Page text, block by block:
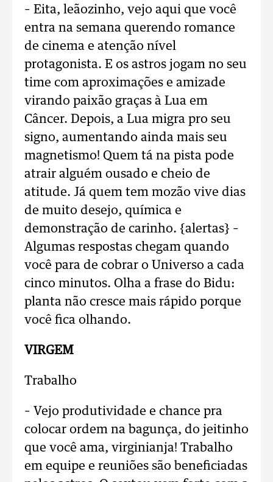
– Eita, leãozinho, vejo aqui que você
entra na semana querendo romance
de cinema e atenção nível
protagonista. E os astros jogam no seu
time com aproximações e amizade
virando paixão graças à Lua em
Câncer. Depois, a Lua migra pro seu
signo, aumentando ainda mais seu
magnetismo! Quem tá na pista pode
atrair alguém ousado e cheio de
atitude. Já quem tem mozão vive dias
de muito desejo, química e
demonstração de carinho. {alertas} –
Algumas respostas chegam quando
você para de cobrar o Universo a cada
cinco minutos. Olha a frase do Bidu:
planta não cresce mais rápido porque
você fica olhando.
VIRGEM
Trabalho
– Vejo produtividade e chance pra
colocar ordem na bagunça, do jeitinho
que você ama, virginianja! Trabalho
em equipe e reuniões são beneficiadas